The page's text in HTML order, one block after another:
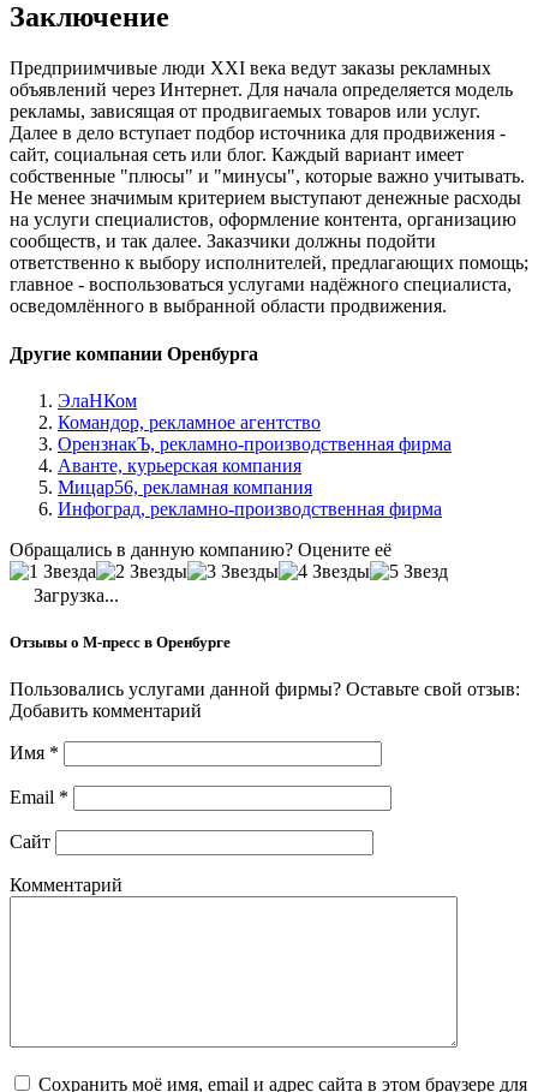
Заключение
Предприимчивые люди XXI века ведут заказы рекламных
объявлений через Интернет. Для начала определяется модель
рекламы, зависящая от продвигаемых товаров или услуг.
Далее в дело вступает подбор источника для продвижения -
сайт, социальная сеть или блог. Каждый вариант имеет
собственные "плюсы" и "минусы", которые важно учитывать.
Не менее значимым критерием выступают денежные расходы
на услуги специалистов, оформление контента, организацию
сообществ, и так далее. Заказчики должны подойти
ответственно к выбору исполнителей, предлагающих помощь;
главное - воспользоваться услугами надёжного специалиста,
осведомлённого в выбранной области продвижения.
Другие компании Оренбурга
ЭлаНКом
Командор, рекламное агентство
ОрензнакЪ, рекламно-производственная фирма
Аванте, курьерская компания
Мицар56, рекламная компания
Инфоград, рекламно-производственная фирма
Обращались в данную компанию? Оцените её
Загрузка...
Отзывы о М-пресс в Оренбурге
Пользовались услугами данной фирмы? Оставьте свой отзыв:
Добавить комментарий
Имя *
Email *
Сайт
Комментарий
Сохранить моё имя, email и адрес сайта в этом браузере для